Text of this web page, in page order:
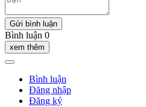
Gửi bình luận
Bình luận 0
xem thêm
Bình luận
Đăng nhập
Đăng ký